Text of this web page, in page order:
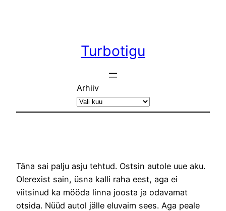
Turbotigu
Arhiiv
Täna sai palju asju tehtud. Ostsin autole uue aku.
Olerexist sain, üsna kalli raha eest, aga ei
viitsinud ka mööda linna joosta ja odavamat
otsida. Nüüd autol jälle eluvaim sees. Aga peale